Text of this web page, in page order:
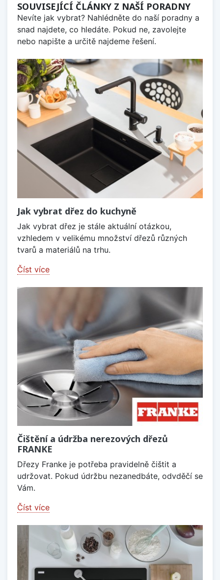
SOUVISEJÍCÍ ČLÁNKY Z NAŠÍ PORADNY
Nevíte jak vybrat? Nahlédněte do naší poradny a
snad najdete, co hledáte. Pokud ne, zavolejte
nebo napište a určitě najdeme řešení.
Jak vybrat dřez do kuchyně
Jak vybrat dřez je stále aktuální otázkou,
vzhledem v velikému množství dřezů různých
tvarů a materiálů na trhu.
Číst více
Čištění a údržba nerezových dřezů
FRANKE
Dřezy Franke je potřeba pravidelně čištit a
udržovat. Pokud údržbu nezanedbáte, odvděčí se
Vám.
Číst více